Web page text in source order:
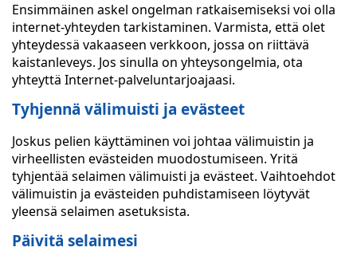
Ensimmäinen askel ongelman ratkaisemiseksi voi olla
internet-yhteyden tarkistaminen. Varmista, että olet
yhteydessä vakaaseen verkkoon, jossa on riittävä
kaistanleveys. Jos sinulla on yhteysongelmia, ota
yhteyttä Internet-palveluntarjoajaasi.
Tyhjennä välimuisti ja evästeet
Joskus pelien käyttäminen voi johtaa välimuistin ja
virheellisten evästeiden muodostumiseen. Yritä
tyhjentää selaimen välimuisti ja evästeet. Vaihtoehdot
välimuistin ja evästeiden puhdistamiseen löytyvät
yleensä selaimen asetuksista.
Päivitä selaimesi